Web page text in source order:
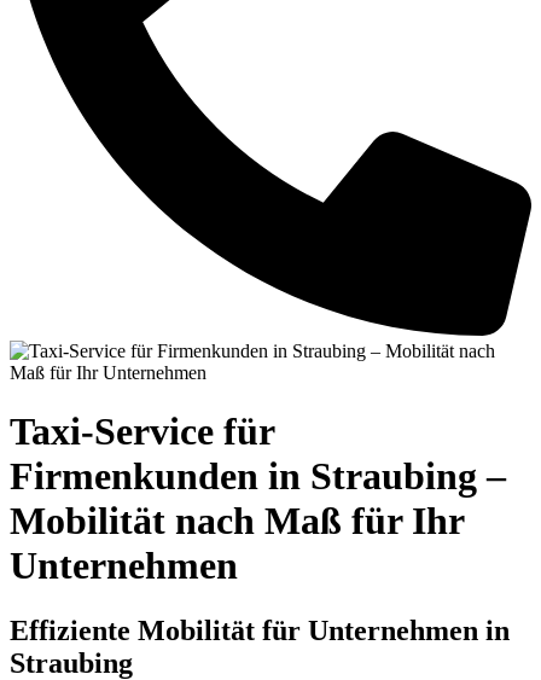
Taxi-Service für
Firmenkunden in Straubing –
Mobilität nach Maß für Ihr
Unternehmen
Effiziente Mobilität für Unternehmen in
Straubing